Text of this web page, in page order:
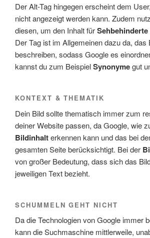
Der Alt-Tag hingegen erscheint dem
nicht angezeigt werden kann. Zudem
diesen, um den Inhalt fürSehbehinderte
Der Tag ist im Allgemeinen dazu da, das
beschreiben, sodass Google es
kannst du zum BeispielSynonymegut
KONTEXT & THEMATIK
Dein Bild sollte thematisch immer zum
deiner Website passen, da Google, wie
Bildinhalterkennen kann und das bei
gesamten Seite berücksichtigt. Bei der
von großer Bedeutung, dass sich das
jeweiligen Text bezieht.
SCHUMMELN GEHT NICHT
Da die Technologien von Google immer
kann die Suchmaschine mittlerweile,